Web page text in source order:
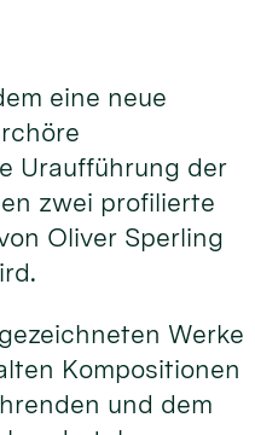
eine neue
Uraufführung der
zwei profilierte
Oliver Sperling
Werke
Kompositionen
und dem